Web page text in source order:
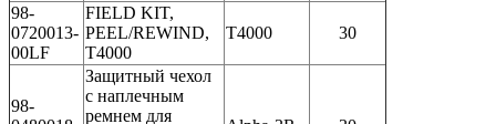
98-
0720013-
00LF
FIELD KIT,
PEEL/REWIND,
T4000
T4000 30
98-
Защитный чехол
с наплечным
ремнем для